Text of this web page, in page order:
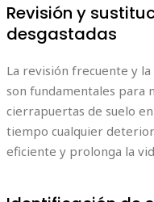
Revisión y
desgastadas
La revisión frecuente y
son fundamentales para
cierrapuertas de suelo
tiempo cualquier
eficiente y prolonga la